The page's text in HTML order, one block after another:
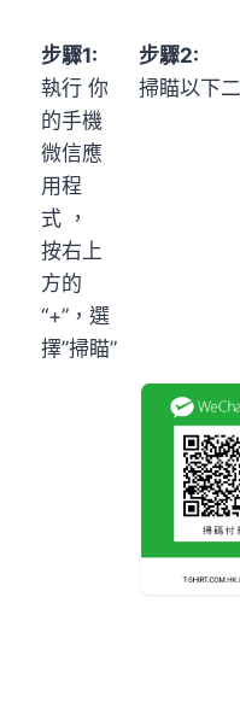
步驟1:
執行 你
的手機
微信應
用程
式 ，
按右上
方的
“+”，選
擇”掃瞄”
步驟2:
掃瞄以下